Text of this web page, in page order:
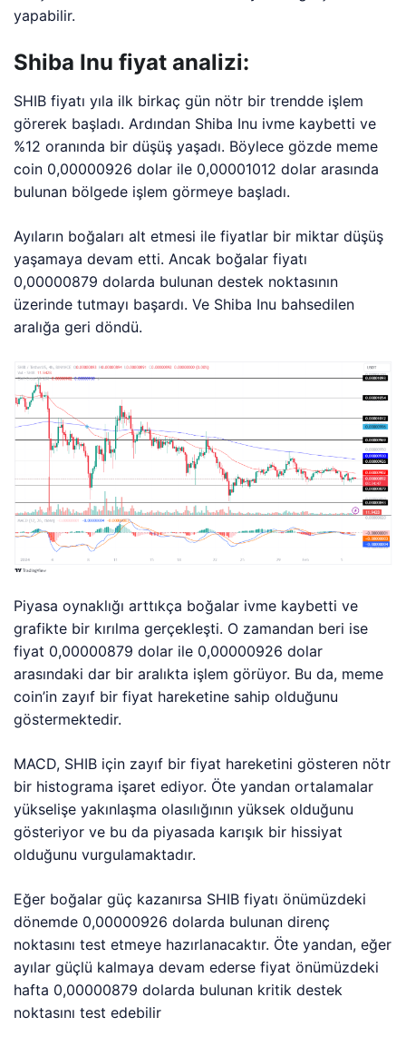
yapabilir.
Shiba Inu fiyat analizi:
SHIB fiyatı yıla ilk birkaç gün nötr bir trendde işlem
görerek başladı. Ardından Shiba Inu ivme kaybetti ve
%12 oranında bir düşüş yaşadı. Böylece gözde meme
coin 0,00000926 dolar ile 0,00001012 dolar arasında
bulunan bölgede işlem görmeye başladı.
Ayıların boğaları alt etmesi ile fiyatlar bir miktar düşüş
yaşamaya devam etti. Ancak boğalar fiyatı
0,00000879 dolarda bulunan destek noktasının
üzerinde tutmayı başardı. Ve Shiba Inu bahsedilen
aralığa geri döndü.
Piyasa oynaklığı arttıkça boğalar ivme kaybetti ve
grafikte bir kırılma gerçekleşti. O zamandan beri ise
fiyat 0,00000879 dolar ile 0,00000926 dolar
arasındaki dar bir aralıkta işlem görüyor. Bu da, meme
coin’in zayıf bir fiyat hareketine sahip olduğunu
göstermektedir.
MACD, SHIB için zayıf bir fiyat hareketini gösteren nötr
bir histograma işaret ediyor. Öte yandan ortalamalar
yükselişe yakınlaşma olasılığının yüksek olduğunu
gösteriyor ve bu da piyasada karışık bir hissiyat
olduğunu vurgulamaktadır.
Eğer boğalar güç kazanırsa SHIB fiyatı önümüzdeki
dönemde 0,00000926 dolarda bulunan direnç
noktasını test etmeye hazırlanacaktır. Öte yandan, eğer
ayılar güçlü kalmaya devam ederse fiyat önümüzdeki
hafta 0,00000879 dolarda bulunan kritik destek
noktasını test edebilir